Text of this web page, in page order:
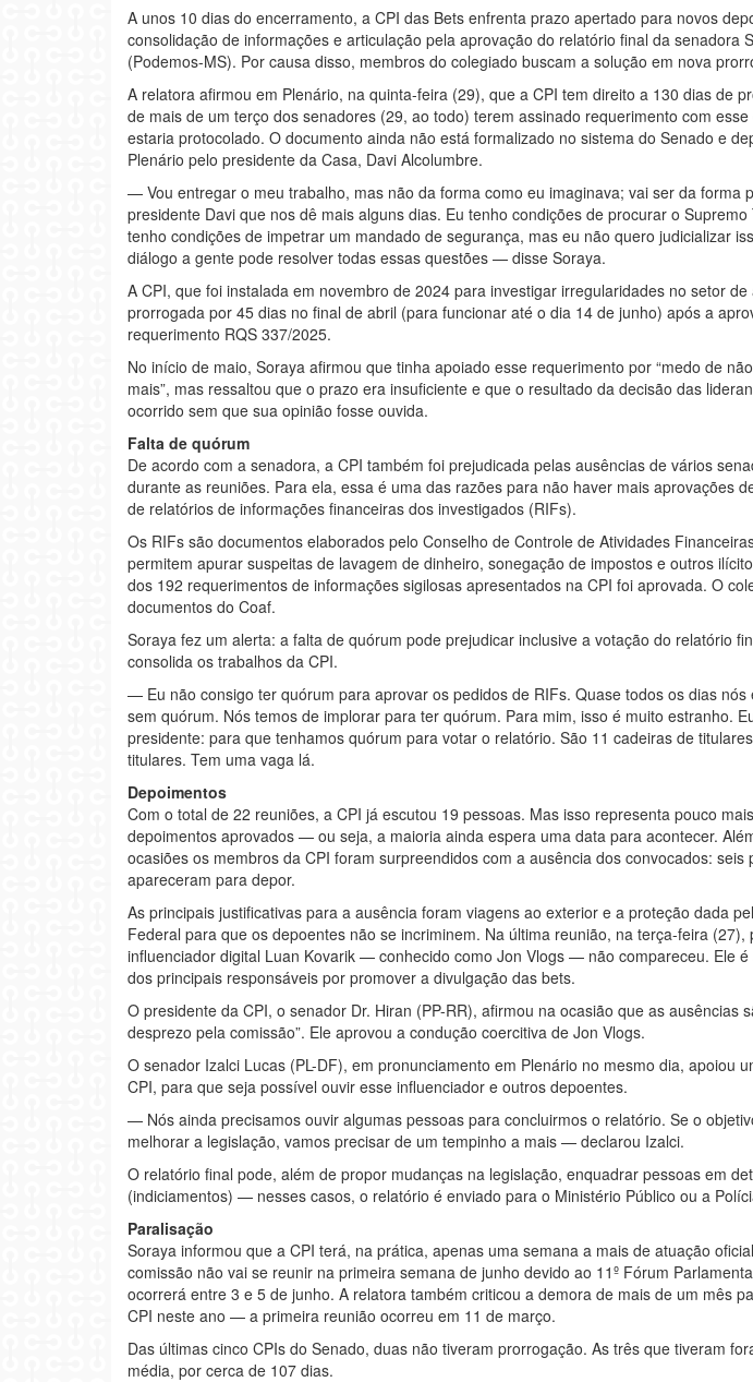
A unos 10 dias do encerramento, a CPI das Bets enfrenta prazo apertado para novos
consolidação de informações e articulação pela aprovação do relatório final da senadora
(Podemos-MS). Por causa disso, membros do colegiado buscam a solução em nova
A relatora afirmou em Plenário, na quinta-feira (29), que a CPI tem direito a 130 dias de
de mais de um terço dos senadores (29, ao todo) terem assinado requerimento com
estaria protocolado. O documento ainda não está formalizado no sistema do Senado e
Plenário pelo presidente da Casa, Davi Alcolumbre.
— Vou entregar o meu trabalho, mas não da forma como eu imaginava; vai ser da forma
presidente Davi que nos dê mais alguns dias. Eu tenho condições de procurar o
tenho condições de impetrar um mandado de segurança, mas eu não quero judicializar
diálogo a gente pode resolver todas essas questões — disse Soraya.
A CPI, que foi instalada em novembro de 2024 para investigar irregularidades no setor
prorrogada por 45 dias no final de abril (para funcionar até o dia 14 de junho) após a
requerimento RQS 337/2025.
No início de maio, Soraya afirmou que tinha apoiado esse requerimento por “medo de
mais”, mas ressaltou que o prazo era insuficiente e que o resultado da decisão das
ocorrido sem que sua opinião fosse ouvida.
Falta de quórum
De acordo com a senadora, a CPI também foi prejudicada pelas ausências de vários
durante as reuniões. Para ela, essa é uma das razões para não haver mais aprovações
de relatórios de informações financeiras dos investigados (RIFs).
Os RIFs são documentos elaborados pelo Conselho de Controle de Atividades
permitem apurar suspeitas de lavagem de dinheiro, sonegação de impostos e outros
dos 192 requerimentos de informações sigilosas apresentados na CPI foi aprovada. O
documentos do Coaf.
Soraya fez um alerta: a falta de quórum pode prejudicar inclusive a votação do relatório
consolida os trabalhos da CPI.
— Eu não consigo ter quórum para aprovar os pedidos de RIFs. Quase todos os dias nós
sem quórum. Nós temos de implorar para ter quórum. Para mim, isso é muito estranho.
presidente: para que tenhamos quórum para votar o relatório. São 11 cadeiras de
titulares. Tem uma vaga lá.
Depoimentos
Com o total de 22 reuniões, a CPI já escutou 19 pessoas. Mas isso representa pouco
depoimentos aprovados — ou seja, a maioria ainda espera uma data para acontecer.
ocasiões os membros da CPI foram surpreendidos com a ausência dos convocados: seis
apareceram para depor.
As principais justificativas para a ausência foram viagens ao exterior e a proteção dada
Federal para que os depoentes não se incriminem. Na última reunião, na terça-feira (27),
influenciador digital Luan Kovarik — conhecido como Jon Vlogs — não compareceu. Ele é
dos principais responsáveis por promover a divulgação das bets.
O presidente da CPI, o senador Dr. Hiran (PP-RR), afirmou na ocasião que as ausências
desprezo pela comissão”. Ele aprovou a condução coercitiva de Jon Vlogs.
O senador Izalci Lucas (PL-DF), em pronunciamento em Plenário no mesmo dia, apoiou
CPI, para que seja possível ouvir esse influenciador e outros depoentes.
— Nós ainda precisamos ouvir algumas pessoas para concluirmos o relatório. Se o
melhorar a legislação, vamos precisar de um tempinho a mais — declarou Izalci.
O relatório final pode, além de propor mudanças na legislação, enquadrar pessoas em
(indiciamentos) — nesses casos, o relatório é enviado para o Ministério Público ou a
Paralisação
Soraya informou que a CPI terá, na prática, apenas uma semana a mais de atuação
comissão não vai se reunir na primeira semana de junho devido ao 11º Fórum
ocorrerá entre 3 e 5 de junho. A relatora também criticou a demora de mais de um mês
CPI neste ano — a primeira reunião ocorreu em 11 de março.
Das últimas cinco CPIs do Senado, duas não tiveram prorrogação. As três que tiveram
média, por cerca de 107 dias.